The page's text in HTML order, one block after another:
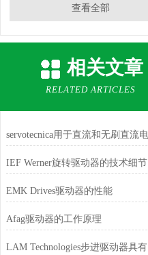
查看全部
相关文章
RELATED ARTICLES
IEF Werner旋转驱动器的技术细节
EMK Drives驱动器的性能
Afag驱动器的工作原理